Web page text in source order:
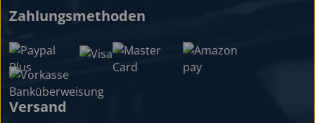
Zahlungsmethoden
Versand